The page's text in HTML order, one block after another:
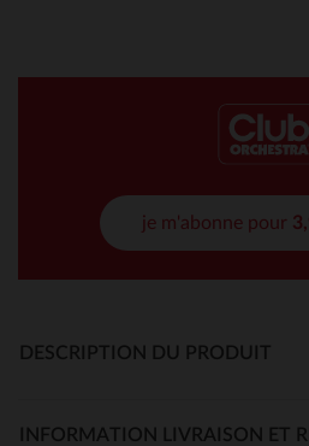
je m'abonne pour
DESCRIPTION DU PRODUIT
INFORMATION LIVRAISON ET